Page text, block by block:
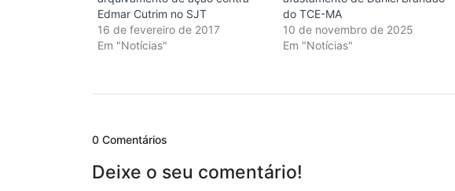
Edmar Cutrim no SJT
16 de fevereiro de 2017
Em "Notícias"
do TCE-MA
10 de novembro de 2025
Em "Notícias"
0 Comentários
Deixe o seu comentário!